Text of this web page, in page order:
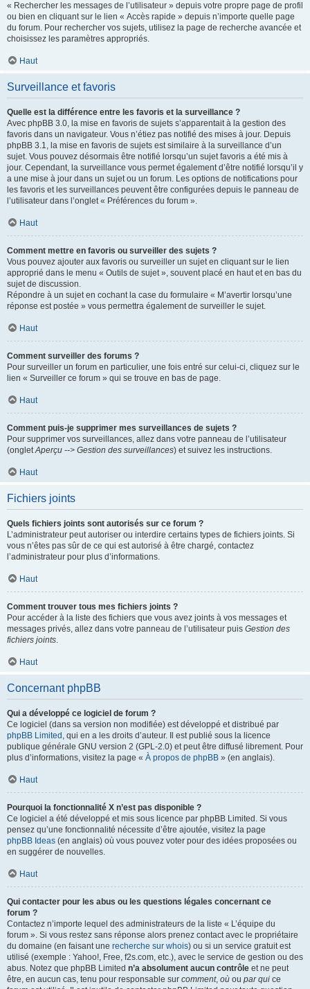
« Rechercher les messages de l’utilisateur » depuis votre propre page de profil
ou bien en cliquant sur le lien « Accès rapide » depuis n’importe quelle page
du forum. Pour rechercher vos sujets, utilisez la page de recherche avancée et
choisissez les paramètres appropriés.
Haut
Surveillance et favoris
Quelle est la différence entre les favoris et la surveillance ?
Avec phpBB 3.0, la mise en favoris de sujets s’apparentait à la gestion des
favoris dans un navigateur. Vous n’étiez pas notifié des mises à jour. Depuis
phpBB 3.1, la mise en favoris de sujets est similaire à la surveillance d’un
sujet. Vous pouvez désormais être notifié lorsqu’un sujet favoris a été mis à
jour. Cependant, la surveillance vous permet également d’être notifié lorsqu’il y
a une mise à jour dans un sujet ou un forum. Les options de notifications pour
les favoris et les surveillances peuvent être configurées depuis le panneau de
l’utilisateur dans l’onglet « Préférences du forum ».
Haut
Comment mettre en favoris ou surveiller des sujets ?
Vous pouvez ajouter aux favoris ou surveiller un sujet en cliquant sur le lien
approprié dans le menu « Outils de sujet », souvent placé en haut et en bas du
sujet de discussion.
Répondre à un sujet en cochant la case du formulaire « M’avertir lorsqu’une
réponse est postée » vous permettra également de surveiller le sujet.
Haut
Comment surveiller des forums ?
Pour surveiller un forum en particulier, une fois entré sur celui-ci, cliquez sur le
lien « Surveiller ce forum » qui se trouve en bas de page.
Haut
Comment puis-je supprimer mes surveillances de sujets ?
Pour supprimer vos surveillances, allez dans votre panneau de l’utilisateur
(ongletAperçu --> Gestion des surveillances) et suivez les instructions.
Haut
Fichiers joints
Quels fichiers joints sont autorisés sur ce forum ?
L’administrateur peut autoriser ou interdire certains types de fichiers joints. Si
vous n’êtes pas sûr de ce qui est autorisé à être chargé, contactez
l’administrateur pour plus d’informations.
Haut
Comment trouver tous mes fichiers joints ?
Pour accéder à la liste des fichiers que vous avez joints à vos messages et
messages privés, allez dans votre panneau de l’utilisateur puis Gestion des
fichiers joints.
Haut
Concernant phpBB
Qui a développé ce logiciel de forum ?
Ce logiciel (dans sa version non modifiée) est développé et distribué par
phpBB Limited , qui en a les droits d’auteur. Il est publié sous la licence
publique générale GNU version 2 (GPL-2.0) et peut être diffusé librement. Pour
plus d’informations, visitez la page « À propos de phpBB » (en anglais).
Haut
Pourquoi la fonctionnalité X n’est pas disponible ?
Ce logiciel a été développé et mis sous licence par phpBB Limited. Si vous
pensez qu’une fonctionnalité nécessite d’être ajoutée, visitez la page
phpBB Ideas (en anglais) où vous pouvez voter pour des idées proposées ou
en suggérer de nouvelles.
Haut
Qui contacter pour les abus ou les questions légales concernant ce
forum ?
Contactez n’importe lequel des administrateurs de la liste « L’équipe du
forum ». Si vous restez sans réponse alors prenez contact avec le propriétaire
du domaine (en faisant une recherche sur whois) ou si un service gratuit est
utilisé (exemple : Yahoo!, Free, f2s.com, etc.), avec le service de gestion ou des
abus. Notez que phpBB Limited n’a absolument aucun contrôle et ne peut
être, en aucun cas, tenu pour responsable sur comment, où ou par qui ce